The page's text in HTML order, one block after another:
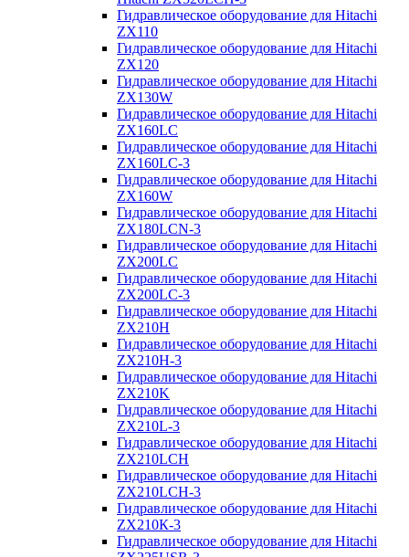
Гидравлическое оборудование для Hitachi
ZX110
Гидравлическое оборудование для Hitachi
ZX120
Гидравлическое оборудование для Hitachi
ZX130W
Гидравлическое оборудование для Hitachi
ZX160LC
Гидравлическое оборудование для Hitachi
ZX160LC-3
Гидравлическое оборудование для Hitachi
ZX160W
Гидравлическое оборудование для Hitachi
ZX180LCN-3
Гидравлическое оборудование для Hitachi
ZX200LC
Гидравлическое оборудование для Hitachi
ZX200LC-3
Гидравлическое оборудование для Hitachi
ZX210H
Гидравлическое оборудование для Hitachi
ZX210H-3
Гидравлическое оборудование для Hitachi
ZX210K
Гидравлическое оборудование для Hitachi
ZX210L-3
Гидравлическое оборудование для Hitachi
ZX210LCH
Гидравлическое оборудование для Hitachi
ZX210LCH-3
Гидравлическое оборудование для Hitachi
ZX210К-3
Гидравлическое оборудование для Hitachi